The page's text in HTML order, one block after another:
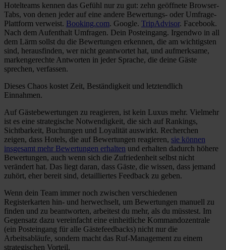
Hotelteams kennen das Gefühl nur zu gut: zehn geöffnete Browser-
Tabs, von denen jeder auf eine andere Bewertungs- oder Umfrage-
Plattform verweist. Booking.com. Google. TripAdvisor. Facebook.
Nach dem Aufenthalt Umfragen. Dein Posteingang. Irgendwo in all
dem Lärm sollst du die Bewertungen erkennen, die am wichtigsten
sind, herausfinden, wer nicht geantwortet hat, und aufmerksame,
markengerechte Antworten in jeder Sprache, die deine Gäste
sprechen, verfassen.
Dieses Chaos kostet Zeit, Beständigkeit und letztendlich
Einnahmen.
Auf Gästebewertungen zu reagieren, ist kein Luxus mehr. Vielmehr
ist es eine strategische Notwendigkeit, die sich auf Rankings,
Sichtbarkeit, Buchungen und Loyalität auswirkt. Recherchen
zeigen, dass Hotels, die auf Bewertungen reagieren, sie können
insgesamt mehr Bewertungen erhalten und erhalten dadurch höhere
Bewertungen, auch wenn sich die Zufriedenheit selbst nicht
verändert hat. Das liegt daran, dass Gäste, die wissen, dass jemand
zuhört, eher bereit sind, detailliertes Feedback zu geben.
Wenn dein Team immer noch zwischen verschiedenen
Registerkarten hin- und herwechselt, um Bewertungen manuell zu
finden und zu beantworten, arbeitest du mehr, als du müsstest. Im
Gegensatz dazu vereinfacht eine einheitliche Kommandozentrale
(ein Posteingang für alle Gästefeedbacks) nicht nur die
Arbeitsabläufe, sondern macht das Ruf-Management zu einem
strategischen Vorteil.